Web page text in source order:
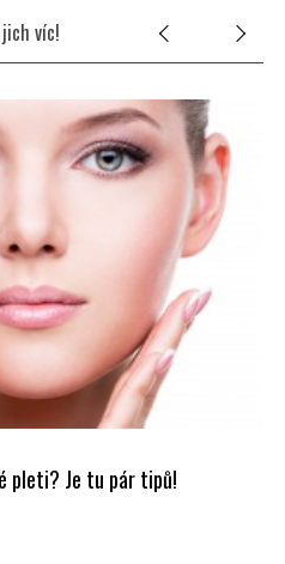
víc!
pleti? Je tu pár tipů!